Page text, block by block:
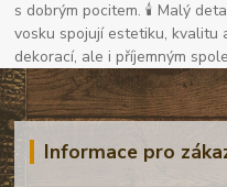
s dobrým pocitem. 🕯 Malý
vosku spojují estetiku, kvalitu
dekorací, ale i příjemným
Informace pro